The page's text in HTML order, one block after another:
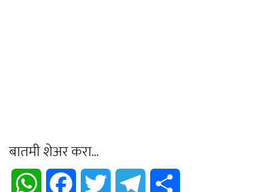
बातमी शेअर करा...
WhatsApp Facebook Twitter Telegram